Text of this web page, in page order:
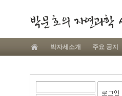
박자세소개 주요 공지